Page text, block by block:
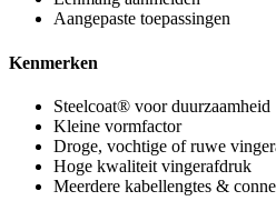
Aangepaste toepassingen
Kenmerken
Steelcoat® voor duurzaamheid
Kleine vormfactor
Droge, vochtige of ruwe
Hoge kwaliteit vingerafdruk
Meerdere kabellengtes &